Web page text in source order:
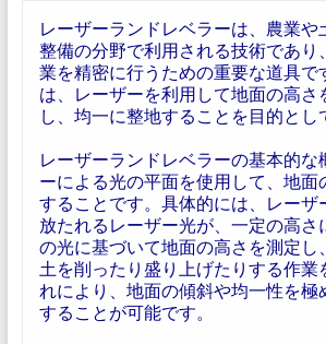
レーザーランドレベラーは、農業や
整備の分野で利用される技術であり
業を精密に行うための重要な道具で
は、レーザーを利用して地面の高さ
し、均一に整地することを目的とし
レーザーランドレベラーの基本的な
ーによる光の平面を使用して、地面
することです。具体的には、レーザ
放たれるレーザー光が、一定の高さ
の光に基づいて地面の高さを測定し
土を削ったり盛り上げたりする作業
れにより、地面の傾斜や均一性を極
することが可能です。